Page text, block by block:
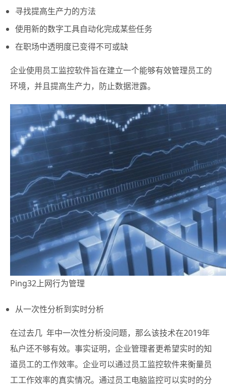
寻找提高生产力的方法
使用新的数字工具自动化完成某些任务
在职场中透明度已变得不可或缺
企业使用员工监控软件旨在建立一个能够有效管理员工的
环境，并且提高生产力，防止数据泄露。
Ping32上网行为管理
从一次性分析到实时分析
在过去几 年中一次性分析没问题，那么该技术在2019年
私户还不够有效。事实证明，企业管理者更希望实时的知
道员工的工作效率。企业可以通过员工监控软件来衡量员
工工作效率的真实情况。通过员工电脑监控可以实时的分